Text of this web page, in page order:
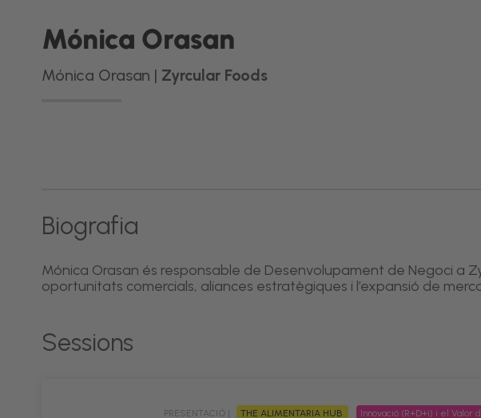
Mónica Orasan
Mónica Orasan | Zyrcular Foods
Biografia
Mónica Orasan és responsable de Desenvolupament de Negoci a
oportunitats comercials, aliances estratègiques i l’expansió de
Sessions
PRESENTACIÓ | THE ALIMENTARIA HUB Innovació (R+D+i) i el Valor